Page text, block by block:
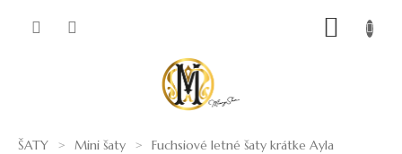
ŠATY Mini šaty Fuchsiové letné šaty krátke Ayla